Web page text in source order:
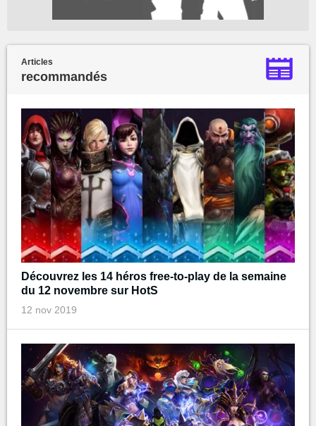
Articles
recommandés
Découvrez les 14 héros free-to-play de la semaine
du 12 novembre sur HotS
12 nov 2019